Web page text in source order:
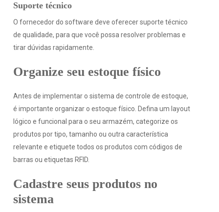
Suporte técnico
O fornecedor do software deve oferecer suporte técnico
de qualidade, para que você possa resolver problemas e
tirar dúvidas rapidamente.
Organize seu estoque físico
Antes de implementar o sistema de controle de estoque,
é importante organizar o estoque físico. Defina um layout
lógico e funcional para o seu armazém, categorize os
produtos por tipo, tamanho ou outra característica
relevante e etiquete todos os produtos com códigos de
barras ou etiquetas RFID.
Cadastre seus produtos no
sistema